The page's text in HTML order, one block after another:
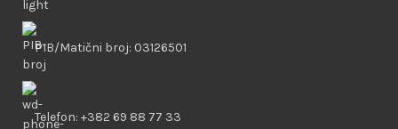
PIB/Matični broj: 03126501
Telefon: +382 69 88 77 33